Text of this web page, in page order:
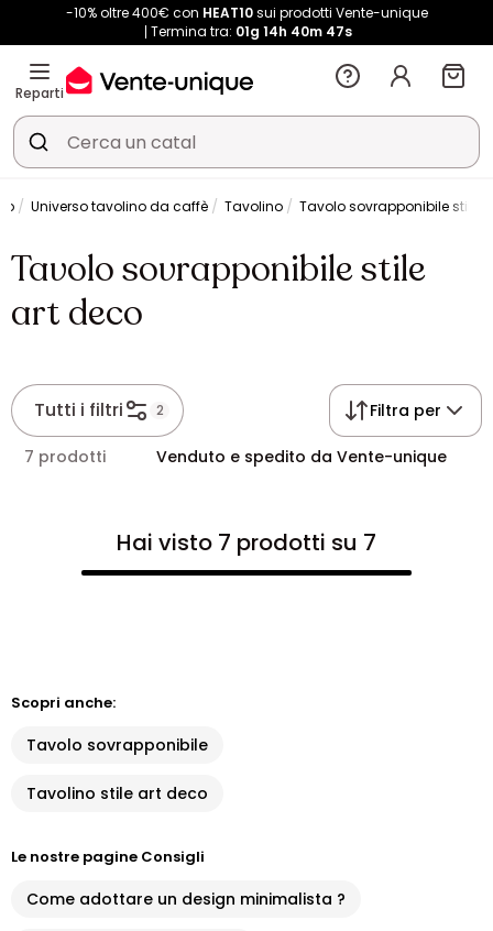
-10% oltre 400€ con HEAT10sui prodotti Vente-unique
Termina tra: 01g 14h 40m 47s
Reparti
Universo tavolino da caffè Tavolino Tavolo sovrapponibile stile
Tavolo sovrapponibile stile
art deco
Tutti i filtri 2 Filtra per
7 prodotti Venduto e spedito da Vente-unique
Hai visto 7 prodotti su 7
Scopri anche:
Tavolo sovrapponibile
Tavolino stile art deco
Le nostre pagine Consigli
Come adottare un design minimalista ?